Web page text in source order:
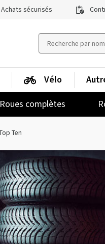
Achats sécurisés
Roues complètes
Vélo
Ten